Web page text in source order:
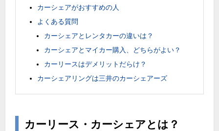
カーシェアがおすすめの人
よくある質問
カーシェアとレンタカーの違いは？
カーシェアとマイカー購入、どちらがよい？
カーリースはデメリットだらけ？
カーシェアリングは三井のカーシェアーズ
カーリース・カーシェアとは？